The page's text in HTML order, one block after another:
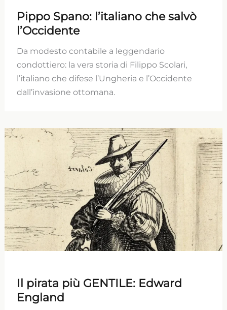
Pippo Spano: l’italiano che salvò
l’Occidente
Da modesto contabile a leggendario
condottiero: la vera storia di Filippo Scolari,
l’italiano che difese l’Ungheria e l’Occidente
dall’invasione ottomana.
Il pirata più GENTILE: Edward
England